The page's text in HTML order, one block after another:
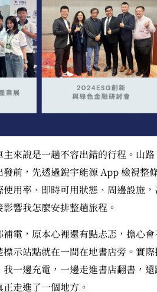
來說是一趟不容出錯的行程。山
前，先透過銳宇能源 App 檢視整
用率、即時可用狀態、周邊設施
響我怎麼安排整趟旅程。
電，原本心裡還有點忐忑，擔心
示站點就在一間在地書店旁。實
一邊充電，一邊走進書店翻書，
走進了一個地方。